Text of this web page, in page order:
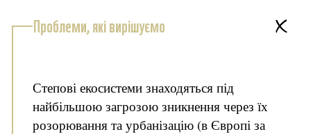
Проблеми, які вирішуємо
Степові екосистеми знаходяться під
найбільшою загрозою зникнення через їх
розорювання та урбанізацію (в Європі за